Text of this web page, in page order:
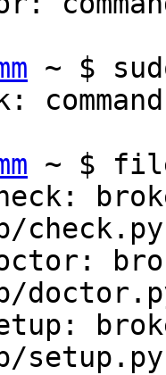
~ $
~ $
check.py
setup.py